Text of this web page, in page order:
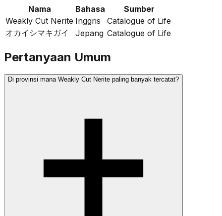
Nama Bahasa
Sumber
Weakly Cut Nerite Inggris
Catalogue of Life
オカイシマキガイ
Jepang Catalogue of Life
Pertanyaan Umum
Di provinsi mana Weakly Cut Nerite paling banyak tercatat?